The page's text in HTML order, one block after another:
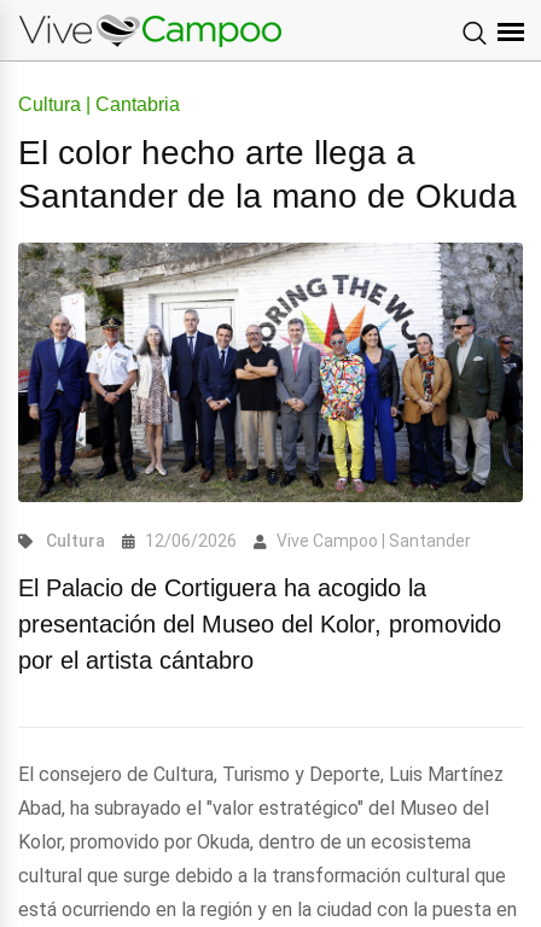
Cultura | Cantabria
El color hecho arte llega a
Santander de la mano de Okuda
Cultura 12/06/2026 Vive Campoo | Santander
El Palacio de Cortiguera ha acogido la
presentación del Museo del Kolor, promovido
por el artista cántabro
El consejero de Cultura, Turismo y Deporte, Luis Martínez
Abad, ha subrayado el "valor estratégico" del Museo del
Kolor, promovido por Okuda, dentro de un ecosistema
cultural que surge debido a la transformación cultural que
está ocurriendo en la región y en la ciudad con la puesta en